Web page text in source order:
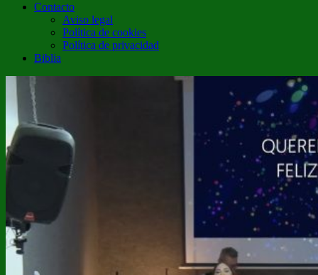
Contacto
Aviso legal
Política de cookies
Política de privacidad
Biblia